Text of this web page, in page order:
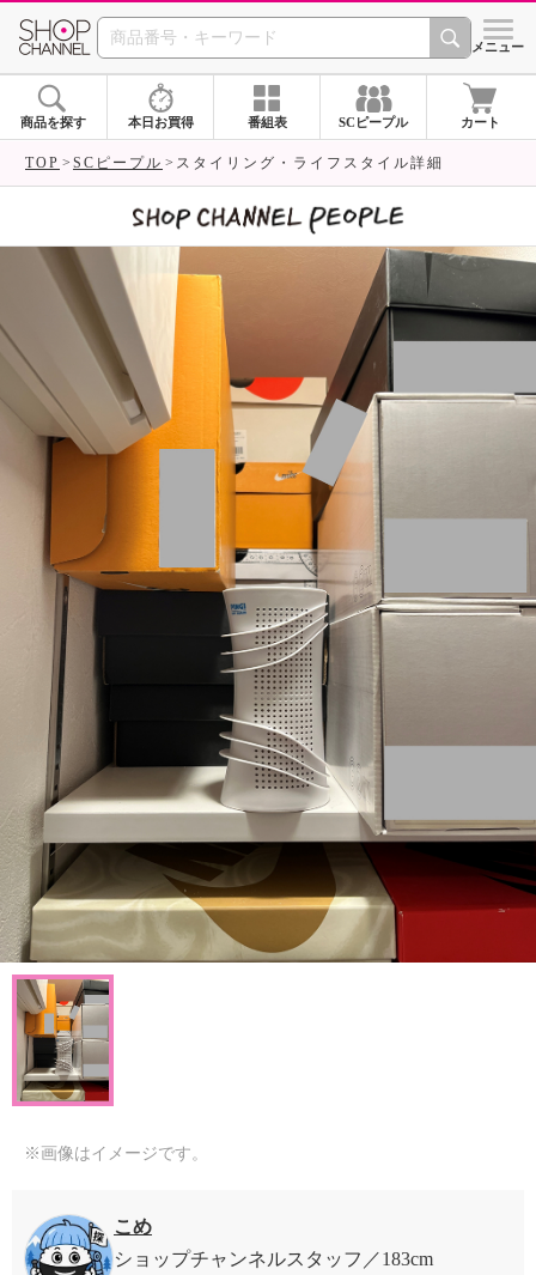
SHOP CHANNEL シメニュー
商品を探す 本日お買得 番組表 SCピープル カート
TOP SCピープル スタイリング・ライフスタイル詳細
※画像はイメージです。
こめ
ショップチャンネルスタッフ
183cm